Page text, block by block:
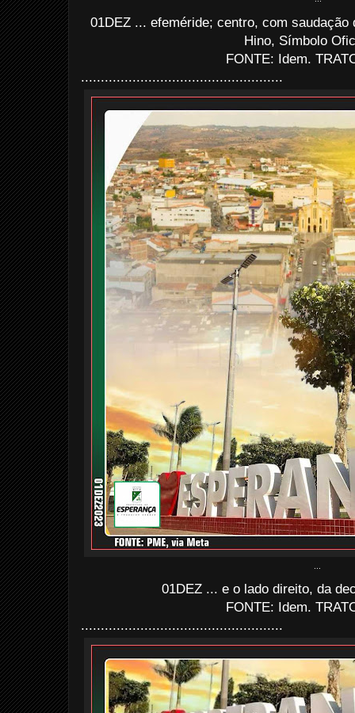
01DEZ ... efeméride; centro, com
Hino, Símbolo
FONTE: Idem.
...................................................
01DEZ ... e o lado direito, da
FONTE: Idem.
...................................................